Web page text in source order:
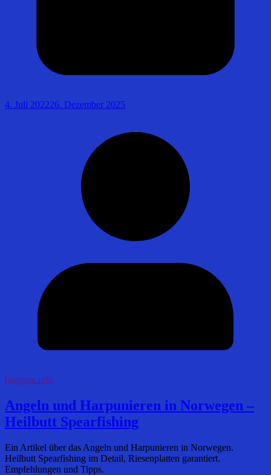
4. Juli 202226. Dezember 2025
harpune.info
Angeln und Harpunieren in Norwegen –
Heilbutt Spearfishing
Ein Artikel über das Angeln und Harpunieren in Norwegen.
Heilbutt Spearfishing im Detail, Riesenplatten garantiert.
Empfehlungen und Tipps.